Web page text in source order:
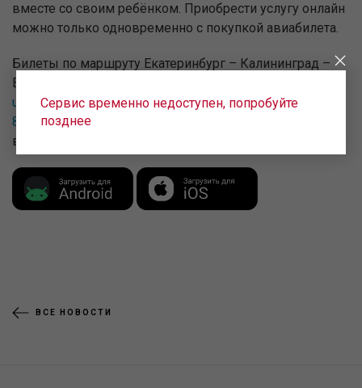
вместе со своим ребёнком. Приобрести услугу онлайн
можно только одновременно с покупкой авиабилета.
Билеты по маршруту Екатеринбург – Калининград –
Екатеринбург уже в продаже на нашем сайте
uralairlines.ru , по звонку в call-центр авиакомпании:
800-7700-262
в мобильном приложении Uralairlines.
ВСЕ НОВОСТИ
Сервис временно недоступен, попробуйте
позднее